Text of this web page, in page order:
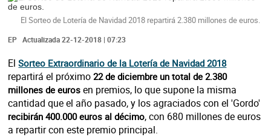
El Sorteo de Lotería de Navidad 2018 repartirá 2.380 millones de euros.
EP Actualizada 22-12-2018 | 07:23
ElSorteo Extraordinario de la Lotería de Navidad 2018
repartirá el próximo22 de diciembre un total de 2.380
millones de eurosen premios, lo que supone la misma
cantidad que el año pasado, y los agraciados con el 'Gordo'
recibirán 400.000 euros al décimo, con 680 millones de euros
a repartir con este premio principal.